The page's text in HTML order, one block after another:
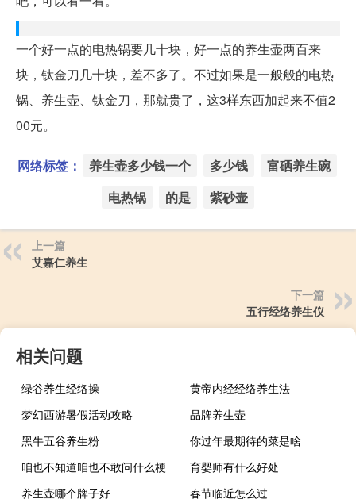
一个好一点的电热锅要几十块，好一点的养生壶两百来
块，钛金刀几十块，差不多了。不过如果是一般般的电热
锅、养生壶、钛金刀，那就贵了，这3样东西加起来不值2
00元。
网络标签： 养生壶多少钱一个 多少钱
富硒养生碗
电热锅
的是 紫砂壶
上一篇
艾嘉仁养生
下一篇
五行经络养生仪
相关问题
绿谷养生经络操
黄帝内经经络养生法
梦幻西游暑假活动攻略
品牌养生壶
黑牛五谷养生粉
你过年最期待的菜是啥
咱也不知道咱也不敢问什么梗
育婴师有什么好处
养生壶哪个牌子好
春节临近怎么过